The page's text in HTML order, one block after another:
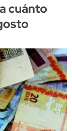
cuánto